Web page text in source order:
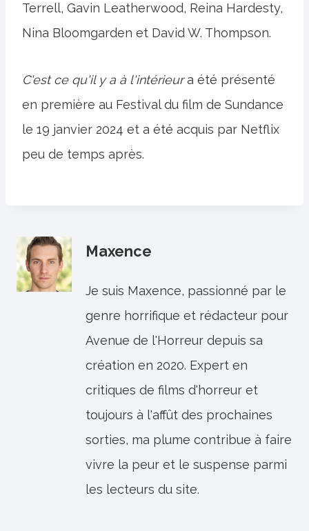
Terrell, Gavin Leatherwood, Reina Hardesty,
Nina Bloomgarden et David W. Thompson.
C'est ce qu'il y a à l'intérieura été présenté
en première au Festival du film de Sundance
le 19 janvier 2024 et a été acquis par Netflix
peu de temps après.
Maxence
Je suis Maxence, passionné par le
genre horrifique et rédacteur pour
Avenue de l'Horreur depuis sa
création en 2020. Expert en
critiques de films d'horreur et
toujours à l'affût des prochaines
sorties, ma plume contribue à faire
vivre la peur et le suspense parmi
les lecteurs du site.